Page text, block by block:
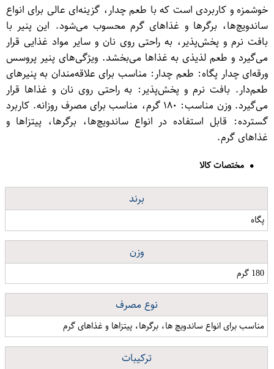
خوشمزه و کاربردی است که با طعم چدار، گزینه‌ای عالی برای انواع
ساندویچ‌ها، برگرها و غذاهای گرم محسوب می‌شود. این پنیر با
بافت نرم و پخش‌پذیر، به راحتی روی نان و سایر مواد غذایی قرار
می‌گیرد و طعم لذیذی به غذاها می‌بخشد. ویژگی‌های پنیر پروسس
ورقه‌ای چدار پگاه: طعم چدار: مناسب برای علاقه‌مندان به پنیرهای
طعم‌دار. بافت نرم و پخش‌پذیر: به راحتی روی نان و غذاها قرار
می‌گیرد. وزن مناسب: ۱۸۰ گرم، مناسب برای مصرف روزانه. کاربرد
گسترده: قابل استفاده در انواع ساندویچ‌ها، برگرها، پیتزاها و
غذاهای گرم.
مختصات کالا
برند
پگاه
وزن
180 گرم
نوع مصرف
مناسب برای انواع ساندویچ ها، برگرها، پیتزاها و غذاهای گرم
ترکیبات